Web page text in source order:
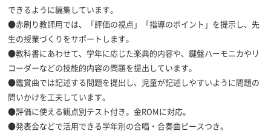
できるように編集しています。
●赤刷り教師用では、「評価の視点」「指導のポイント」を提示し、先
生の授業づくりをサポートします。
●教科書にあわせて、学年に応じた楽典的内容や、鍵盤ハーモニカやリ
コーダーなどの技能的内容の問題を提出しています。
●鑑賞曲では記述する問題を提出し、児童が記述しやすいように問題の
問いかけを工夫しています。
●評価に使える観点別テスト付き。金ROMに対応。
●発表会などで活用できる学年別の合唱・合奏曲ピースつき。